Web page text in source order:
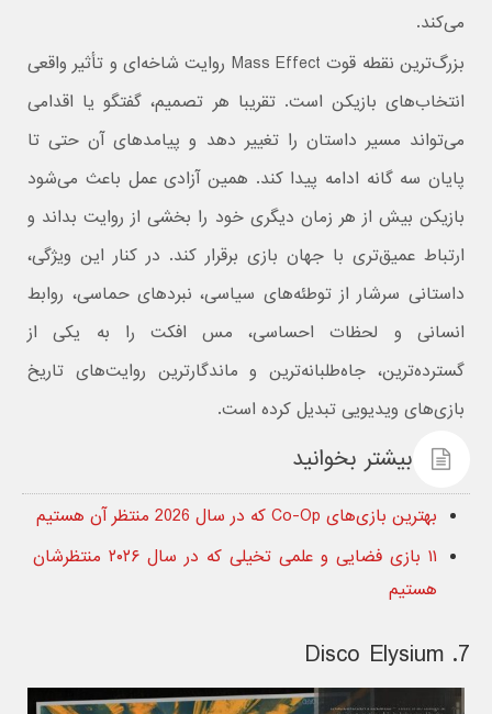
می‌کند.
بزرگ‌ترین نقطه قوت Mass Effect روایت شاخه‌ای و تأثیر واقعی
انتخاب‌های بازیکن است. تقریبا هر تصمیم، گفتگو یا اقدامی
می‌تواند مسیر داستان را تغییر دهد و پیامدهای آن حتی تا
پایان سه‌ گانه ادامه پیدا کند. همین آزادی عمل باعث می‌شود
بازیکن بیش از هر زمان دیگری خود را بخشی از روایت بداند و
ارتباط عمیق‌تری با جهان بازی برقرار کند. در کنار این ویژگی،
داستانی سرشار از توطئه‌های سیاسی، نبردهای حماسی، روابط
انسانی و لحظات احساسی، مس افکت را به یکی از
گسترده‌ترین، جاه‌طلبانه‌ترین و ماندگارترین روایت‌های تاریخ
بازی‌های ویدیویی تبدیل کرده است.
بیشتر بخوانید
بهترین بازی‌های Co-Op که در سال 2026 منتظر آن هستیم
۱۱ بازی فضایی و علمی تخیلی که در سال ۲۰۲۶ منتظرشان
هستیم
7. Disco Elysium